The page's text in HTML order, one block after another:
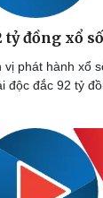
đồng xổ
phát hành xổ
độc đắc 92 tỷ